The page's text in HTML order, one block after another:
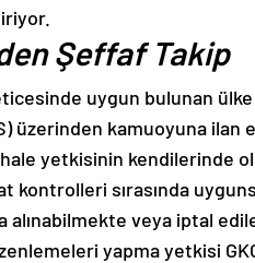
Şeffaf Takip
uygun bulunan
üzerinden kamuoyuna
yetkisinin kendilerinde
kontrolleri sırasında
alınabilmekte veya iptal
yapma yetkisi